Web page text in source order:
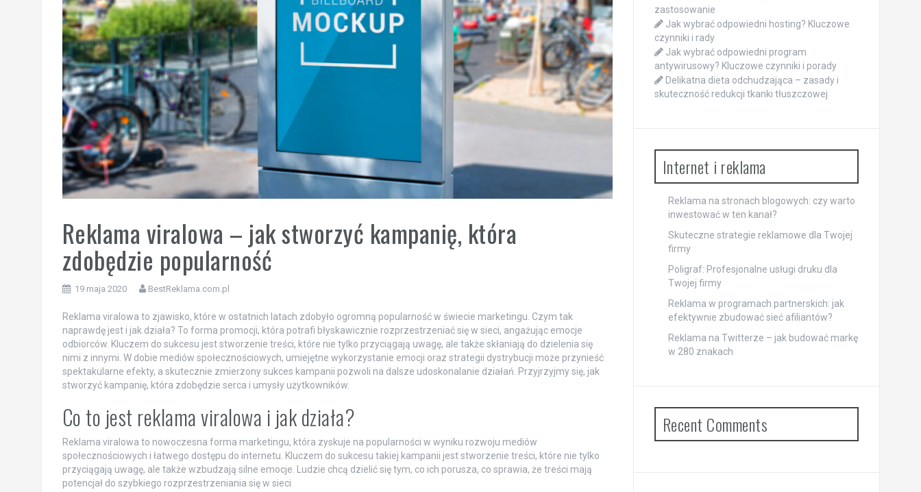
Reklama viralowa – jak stworzyć kampanię, która
zdobędzie popularność
19 maja 2020 BestReklama.com.pl
Reklama viralowa to zjawisko, które w ostatnich latach zdobyło ogromną popularność w świecie marketingu. Czym tak
naprawdę jest i jak działa? To forma promocji, która potrafi błyskawicznie rozprzestrzeniać się w sieci, angażując emocje
odbiorców. Kluczem do sukcesu jest stworzenie treści, które nie tylko przyciągają uwagę, ale także skłaniają do dzielenia się
nimi z innymi. W dobie mediów społecznościowych, umiejętne wykorzystanie emocji oraz strategii dystrybucji może przynieść
spektakularne efekty, a skutecznie zmierzony sukces kampanii pozwoli na dalsze udoskonalanie działań. Przyjrzyjmy się, jak
stworzyć kampanię, która zdobędzie serca i umysły użytkowników.
Co to jest reklama viralowa i jak działa?
Reklama viralowa to nowoczesna forma marketingu, która zyskuje na popularności w wyniku rozwoju mediów
społecznościowych i łatwego dostępu do internetu. Kluczem do sukcesu takiej kampanii jest stworzenie treści, które nie tylko
przyciągają uwagę, ale także wzbudzają silne emocje. Ludzie chcą dzielić się tym, co ich porusza, co sprawia, że treści mają
potencjał do szybkiego rozprzestrzeniania się w sieci.
zastosowanie
Jak wybrać odpowiedni hosting? Kluczowe
czynniki i rady
Jak wybrać odpowiedni program
antywirusowy? Kluczowe czynniki i porady
Delikatna dieta odchudzająca – zasady i
skuteczność redukcji tkanki tłuszczowej
Internet i reklama
Reklama na stronach blogowych: czy warto
inwestować w ten kanał?
Skuteczne strategie reklamowe dla Twojej
firmy
Poligraf: Profesjonalne usługi druku dla
Twojej firmy
Reklama w programach partnerskich: jak
efektywnie zbudować sieć afiliantów?
Reklama na Twitterze – jak budować markę
w 280 znakach
Recent Comments